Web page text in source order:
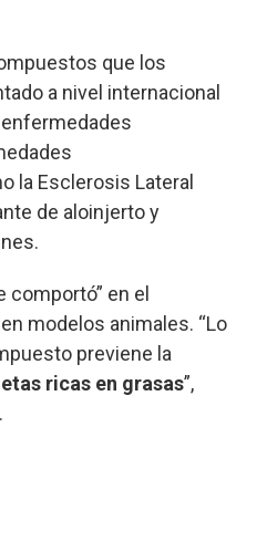
que los
a nivel internacional
la Esclerosis Lateral
de aloinjerto y
comportó” en el
modelos animales. “Lo
previene la
ricas en grasas”,